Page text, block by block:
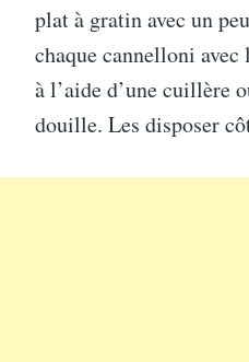
plat à gratin avec un
chaque cannelloni
à l’aide d’une cuillère
douille. Les disposer